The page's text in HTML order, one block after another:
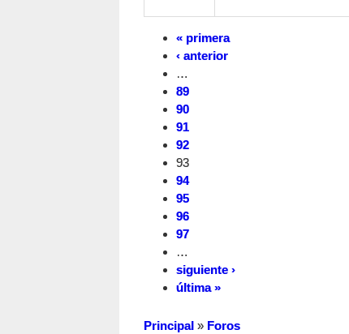
« primera
‹ anterior
…
89
90
91
92
93
94
95
96
97
…
siguiente ›
última »
Principal » Foros